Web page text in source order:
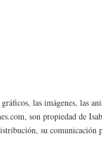
las imágenes, las
son propiedad de
su